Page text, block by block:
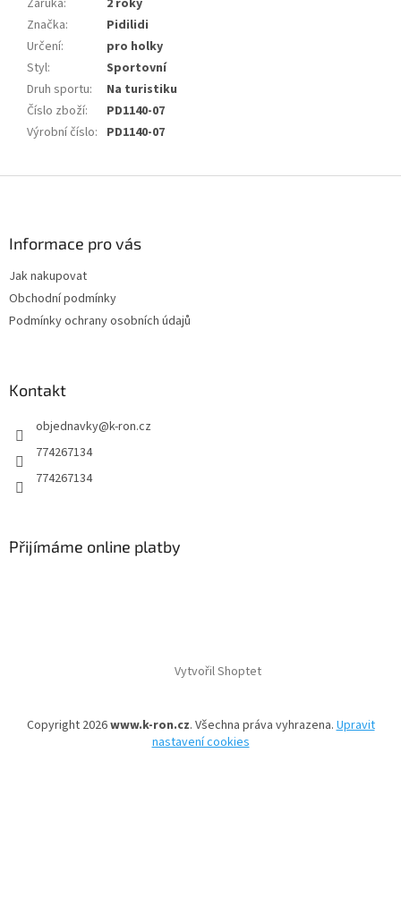
Značka:
Pidilidi
Určení:
pro holky
Styl:
Sportovní
Druh sportu:
Na turistiku
Číslo zboží:
PD1140-07
Výrobní číslo: PD1140-07
Informace pro vás
Jak nakupovat
Obchodní podmínky
Podmínky ochrany osobních údajů
Kontakt
objednavky@k-ron.cz
774267134
774267134
Přijímáme online platby
Vytvořil Shoptet
Copyright 2026www.k-ron.cz. Všechna práva vyhrazena. Upravit
nastavení cookies